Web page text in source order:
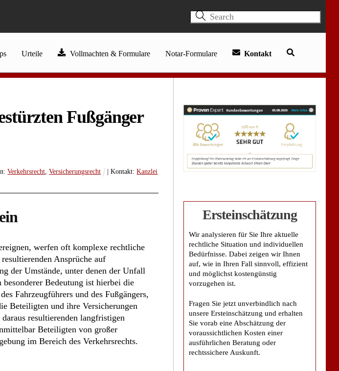
Urteile Vollmachten & Formulare Notar-Formulare Kontakt
Fußgänger
Verkehrsrecht,Versicherungsrecht | Kontakt:Kanzlei
werfen oft komplexe rechtliche
Ansprüche auf
der Umstände, unter denen der Unfall
Bedeutung ist hierbei die
Fahrzeugführers und des Fußgängers,
Beteiligten und ihre Versicherungen
resultierenden langfristigen
Beteiligten von großer
im Bereich des Verkehrsrechts.
Ersteinschätzung
Wir analysieren für Sie Ihre aktuelle
rechtliche Situation und individuellen
Bedürfnisse. Dabei zeigen wir Ihnen
auf, wie in Ihren Fall sinnvoll, effizient
und möglichst kostengünstig
vorzugehen ist.
Fragen Sie jetzt unverbindlich nach
unsere Ersteinschätzung und erhalten
Sie vorab eine Abschätzung der
voraussichtlichen Kosten einer
ausführlichen Beratung oder
rechtssichere Auskunft.